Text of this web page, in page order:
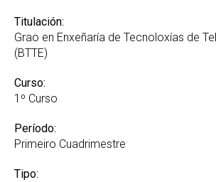
Titulación:
Grao en Enxeñaría de Tecnoloxías de
(BTTE)
Curso:
1º Curso
Período:
Primeiro Cuadrimestre
Tipo: